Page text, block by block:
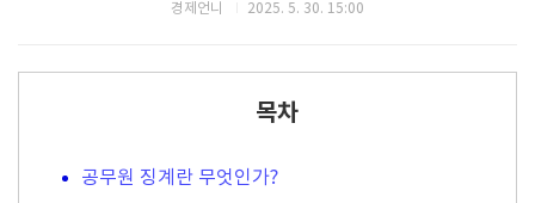
경제언니 2025. 5. 30. 15:00
목차
공무원 징계란 무엇인가?